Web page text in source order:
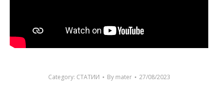
Category: СТАТИИ By mater 27/08/2023